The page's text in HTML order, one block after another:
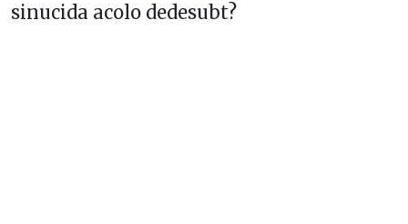
sinucida acolo dedesubt?